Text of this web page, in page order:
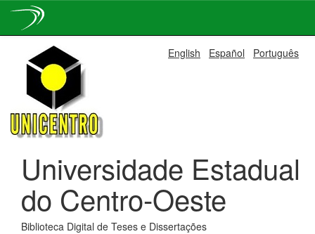
navigation
English Español Português
Universidade Estadual
do Centro-Oeste
Biblioteca Digital de Teses e Dissertações